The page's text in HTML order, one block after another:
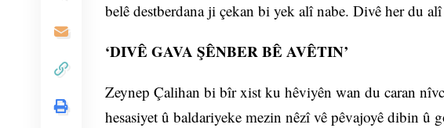
belê destberdana ji çekan bi yek alî nabe. Divê her du
‘DIVÊ GAVA ŞÊNBER BÊ AVÊTIN’
Zeynep Çalihan bi bîr xist ku hêviyên wan du caran
hesasiyet û baldariyeke mezin nêzî vê pêvajoyê dibin û